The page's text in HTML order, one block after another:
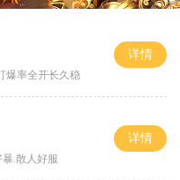
爆率全开长久稳
详情
.散人好服
详情